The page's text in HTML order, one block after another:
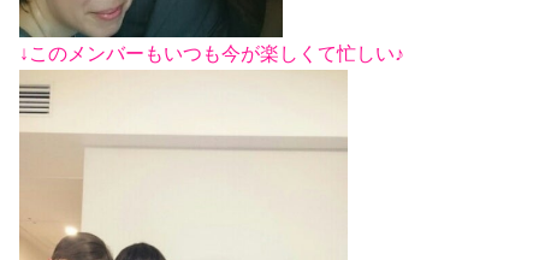
↓このメンバーもいつも今が楽しくて忙しい♪